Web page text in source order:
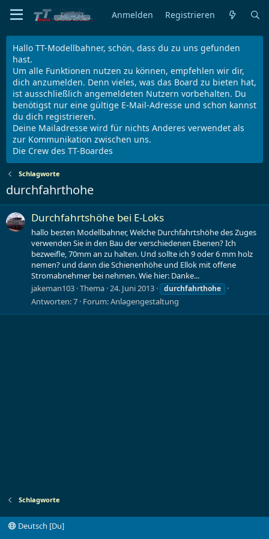
Anmelden Registrieren
Hallo TT-Modellbahner, schön, dass du zu uns gefunden
hast.
Um alle Funktionen nutzen zu können, empfehlen wir dir,
dich anzumelden. Denn vieles, was das Board zu bieten hat,
ist ausschließlich angemeldeten Nutzern vorbehalten. Du
benötigst nur eine gültige E-Mail-Adresse und schon kannst
du dich registrieren.
Deine Mailadresse wird für nichts Anderes verwendet als
zur Kommunikation zwischen uns.
Die Crew des TT-Boardes
Schlagworte
durchfahrthohe
Durchfahrtshöhe bei E-Loks
hallo besten Modellbahner, Welche Durchfahrtshöhe des Zuges
verwenden Sie in den Bau der verschiedenen Ebenen? Ich
bezweifle, 70mm an zu halten. Und sollte ich 9 oder 6 mm holz
nemen? und dann die Schienenhöhe und Ellok mit offene
Stromabnehmer bei nehmen. Wie hier: Danke...
jakeman103 Thema 24. Juni 2013 durchfahrthohe
Antworten: 7 Forum:Anlagengestaltung
Schlagworte
Deutsch [Du]